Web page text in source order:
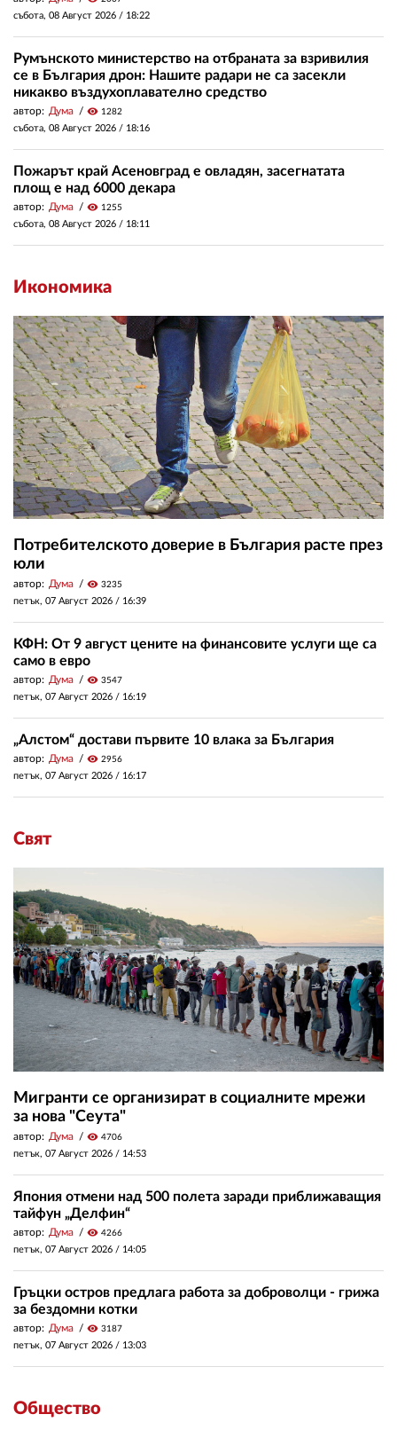
събота, 08 Август 2026 / 18:22
Румънското министерство на отбраната за взривилия
се в България дрон: Нашите радари не са засекли
никакво въздухоплавателно средство
автор: Дума visibility 1282
събота, 08 Август 2026 / 18:16
Пожарът край Асеновград е овладян, засегнатата
площ е над 6000 декара
автор: Дума visibility 1255
събота, 08 Август 2026 / 18:11
Икономика
Потребителското доверие в България расте през
юли
автор: Дума visibility 3235
петък, 07 Август 2026 / 16:39
КФН: От 9 август цените на финансовите услуги ще са
само в евро
автор: Дума visibility 3547
петък, 07 Август 2026 / 16:19
„Алстом“ достави първите 10 влака за България
автор: Дума visibility 2956
петък, 07 Август 2026 / 16:17
Свят
Мигранти се организират в социалните мрежи
за нова "Сеута"
автор: Дума visibility 4706
петък, 07 Август 2026 / 14:53
Япония отмени над 500 полета заради приближаващия
тайфун „Делфин“
автор: Дума visibility 4266
петък, 07 Август 2026 / 14:05
Гръцки остров предлага работа за доброволци - грижа
за бездомни котки
автор: Дума visibility 3187
петък, 07 Август 2026 / 13:03
Общество